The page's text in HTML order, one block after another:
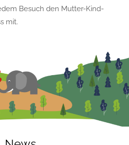
Besuch den Mutter-Kind-
mit.